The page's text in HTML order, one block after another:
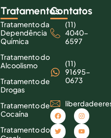
Tratamentos
Tratamento da
Dependência
Química
Tratamento do
Alcoolismo
Tratamento de
Drogas
Tratamento de
Cocaína
Tratamento do
Contatos
(11)
4040-
6597
(11)
91695-
0673